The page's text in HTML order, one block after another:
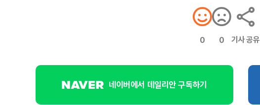
0 0 기사 공유
네이버에서 데일리안 구독하기